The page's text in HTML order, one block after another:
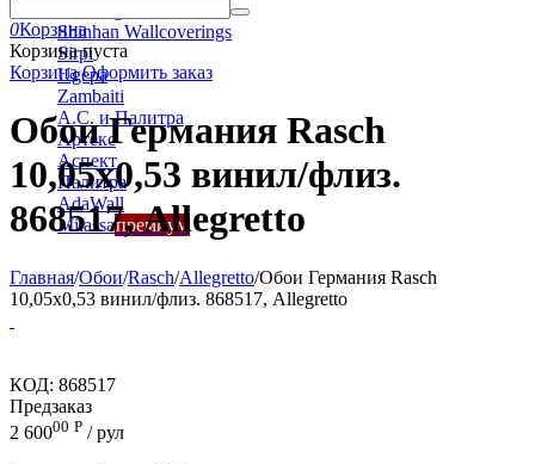
Shinhan Wallcoverings
Sirpi
Ugepa
Zambaiti
А.С. и Палитра
Артекс
Аспект
Палитра
AdaWall
Milassaпремиум
0Корзина
Корзина пуста
Корзина Оформить заказ
Обои Германия Rasch
10,05x0,53 винил/флиз.
868517, Allegretto
Главная/Обои/Rasch/Allegretto/Обои Германия Rasch
10,05x0,53 винил/флиз. 868517, Allegretto
КОД: 868517
Предзаказ
2 60000 Р / рул